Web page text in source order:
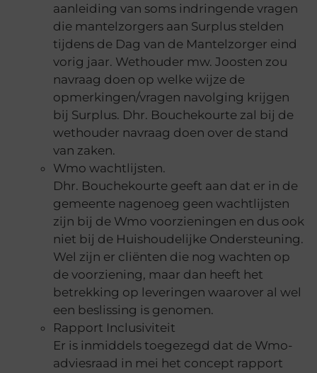
aanleiding van soms indringende vragen
die mantelzorgers aan Surplus stelden
tijdens de Dag van de Mantelzorger eind
vorig jaar. Wethouder mw. Joosten zou
navraag doen op welke wijze de
opmerkingen/vragen navolging krijgen
bij Surplus. Dhr. Bouchekourte zal bij de
wethouder navraag doen over de stand
van zaken.
Wmo wachtlijsten.
Dhr. Bouchekourte geeft aan dat er in de
gemeente nagenoeg geen wachtlijsten
zijn bij de Wmo voorzieningen en dus ook
niet bij de Huishoudelijke Ondersteuning.
Wel zijn er cliënten die nog wachten op
de voorziening, maar dan heeft het
betrekking op leveringen waarover al wel
een beslissing is genomen.
Rapport Inclusiviteit
Er is inmiddels toegezegd dat de Wmo-
adviesraad in mei het concept rapport